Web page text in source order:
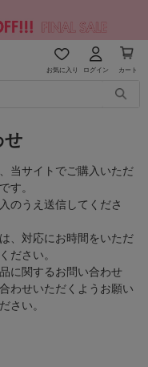
お気に入り ログイン カート
せ
当サイトでご購入いただ
す。
のうえ送信してくださ
、対応にお時間をいただ
ださい。
に関するお問い合わせ
わせいただくようお願い
さい。